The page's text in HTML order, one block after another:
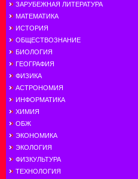
ЗАРУБЕЖНАЯ ЛИТЕРАТУРА
МАТЕМАТИКА
ИСТОРИЯ
ОБЩЕСТВОЗНАНИЕ
БИОЛОГИЯ
ГЕОГРАФИЯ
ФИЗИКА
АСТРОНОМИЯ
ИНФОРМАТИКА
ХИМИЯ
ОБЖ
ЭКОНОМИКА
ЭКОЛОГИЯ
ФИЗКУЛЬТУРА
ТЕХНОЛОГИЯ